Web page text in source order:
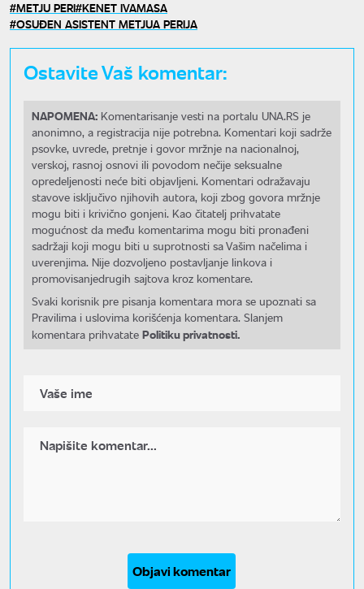
METJU PERI KENET IVAMASA
OSUĐEN ASISTENT METJUA PERIJA
Ostavite Vaš komentar:
NAPOMENA: Komentarisanje vesti na portalu UNA.RS je
anonimno, a registracija nije potrebna. Komentari koji sadrže
psovke, uvrede, pretnje i govor mržnje na nacionalnoj,
verskoj, rasnoj osnovi ili povodom nečije seksualne
opredeljenosti neće biti objavljeni. Komentari odražavaju
stavove isključivo njihovih autora, koji zbog govora mržnje
mogu biti i krivično gonjeni. Kao čitatelj prihvatate
mogućnost da među komentarima mogu biti pronađeni
sadržaji koji mogu biti u suprotnosti sa Vašim načelima i
uverenjima. Nije dozvoljeno postavljanje linkova i
promovisanjedrugih sajtova kroz komentare.
Svaki korisnik pre pisanja komentara mora se upoznati sa
Pravilima i uslovima korišćenja komentara. Slanjem
komentara prihvatate Politiku privatnosti.
Objavi komentar